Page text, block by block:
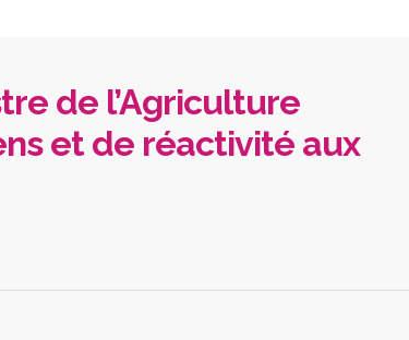
de l’Agriculture
et de réactivité aux